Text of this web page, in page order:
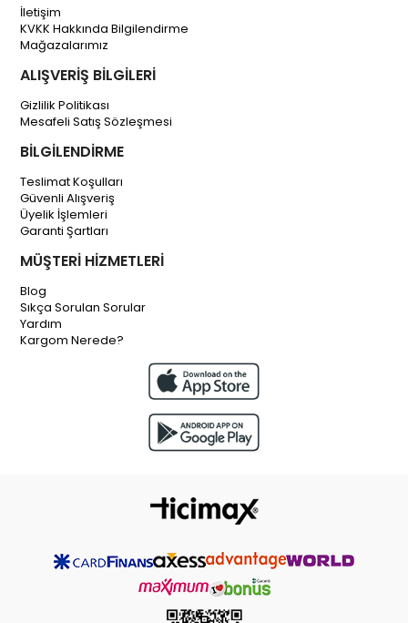
İletişim
KVKK Hakkında Bilgilendirme
Mağazalarımız
ALIŞVERİŞ BİLGİLERİ
Gizlilik Politikası
Mesafeli Satış Sözleşmesi
BİLGİLENDİRME
Teslimat Koşulları
Güvenli Alışveriş
Üyelik İşlemleri
Garanti Şartları
MÜŞTERİ HİZMETLERİ
Blog
Sıkça Sorulan Sorular
Yardım
Kargom Nerede?